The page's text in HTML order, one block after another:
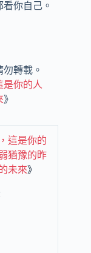
你自己。
轉載。
是你的人
》
這是你的
猶豫的昨
未來》